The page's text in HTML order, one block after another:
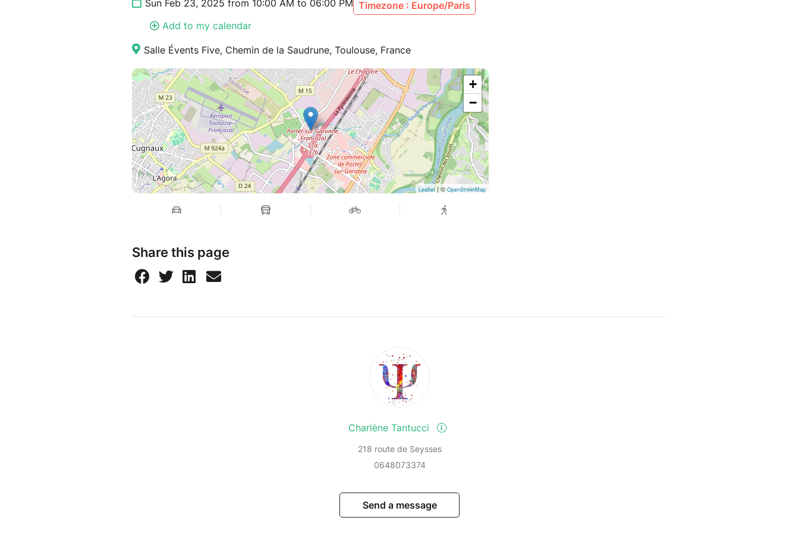
- Découvrez des outils concrets pour apaiser votre corps et votre esprit.
- Profitez d’un moment unique pour vous recentrer et partager avec des
>> Les places sont limitées, réservez vite la vôtre !
Offrez à votre corps une pause bien méritée et venez découvrir comment la
digestion peut devenir votre alliée santé. Nous avons hâte de vous accueillir !
Manon CHAPIN 06 07 31 97 07
https://manonchapin.wixsite.com/website
Charlène TANTUCCI 06 48 07 33 74
https://www.resalib.fr/praticien/82877-charlene-tantucci-hypnotherapeute-
Sun Feb 23, 2025 from 10:00 AM to 06:00 PM Timezone : Europe/Paris
Add to my calendar
Salle Évents Five, Chemin de la Saudrune, Toulouse, France
+
−
Leaflet| ©OpenStreetMap
Share this page
Charlène Tantucci
218 route de Seysses
0648073374
Send a message